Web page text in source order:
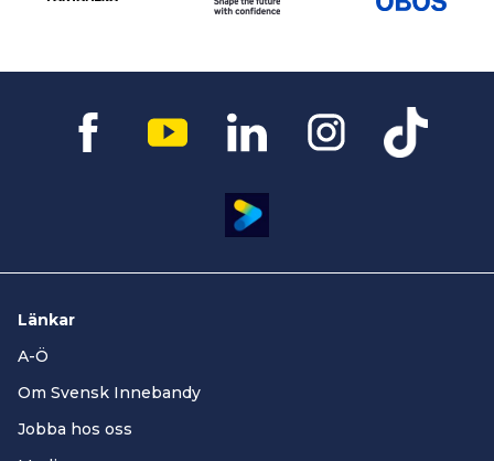
Länkar
A-Ö
Om Svensk Innebandy
Jobba hos oss